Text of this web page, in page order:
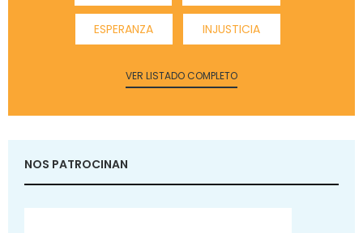
ESPERANZA INJUSTICIA
VER LISTADO COMPLETO
NOS PATROCINAN